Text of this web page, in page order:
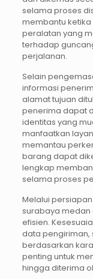
selama proses
membantu ketika
peralatan yang
terhadap
perjalanan.
Selain
informasi
alamat tujuan
penerima dapat
identitas yang
manfaatkan
memantau
barang dapat
lengkap
selama proses
Melalui
surabaya medan
efisien.
data pengiriman,
berdasarkan
penting untuk
hingga diterima